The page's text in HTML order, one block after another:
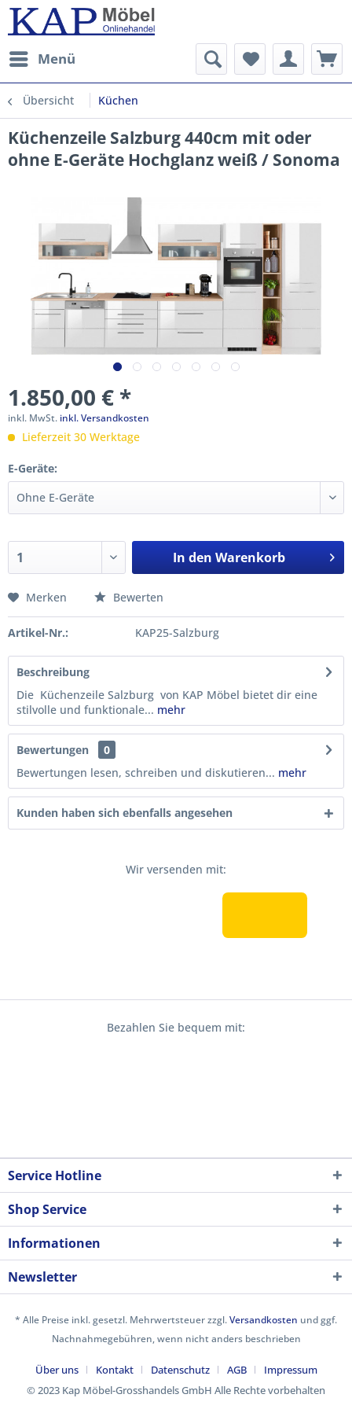
Menü
Übersicht Küchen
Küchenzeile Salzburg 440cm mit oder
ohne E-Geräte Hochglanz weiß / Sonoma
1.850,00 € *
inkl. MwSt. inkl. Versandkosten
Lieferzeit 30 Werktage
E-Geräte:
In den Warenkorb
Merken Bewerten
Artikel-Nr.: KAP25-Salzburg
Beschreibung
Die Küchenzeile Salzburg von KAP Möbel bietet dir eine
stilvolle und funktionale... mehr
Bewertungen
0
Bewertungen lesen, schreiben und diskutieren... mehr
Kunden haben sich ebenfalls angesehen
Wir versenden mit:
Bezahlen Sie bequem mit:
Service Hotline
Shop Service
Informationen
Newsletter
* Alle Preise inkl. gesetzl. Mehrwertsteuer zzgl.Versandkosten und ggf.
Nachnahmegebühren, wenn nicht anders beschrieben
Über uns Kontakt Datenschutz AGB
Impressum
© 2023 Kap Möbel-Grosshandels GmbH Alle Rechte vorbehalten